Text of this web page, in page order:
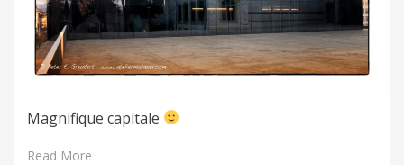
Magnifique capitale
Read More